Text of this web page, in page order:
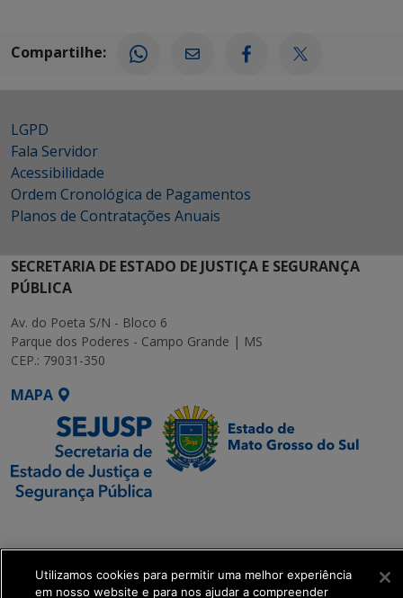
Compartilhe:
LGPD
Fala Servidor
Acessibilidade
Ordem Cronológica de Pagamentos
Planos de Contratações Anuais
SECRETARIA DE ESTADO DE JUSTIÇA E SEGURANÇA
PÚBLICA
Av. do Poeta S/N - Bloco 6
Parque dos Poderes - Campo Grande | MS
CEP.: 79031-350
MAPA
Executiva de
Transformação Digital
Utilizamos cookies para permitir uma melhor experiência
em nosso website e para nos ajudar a compreender